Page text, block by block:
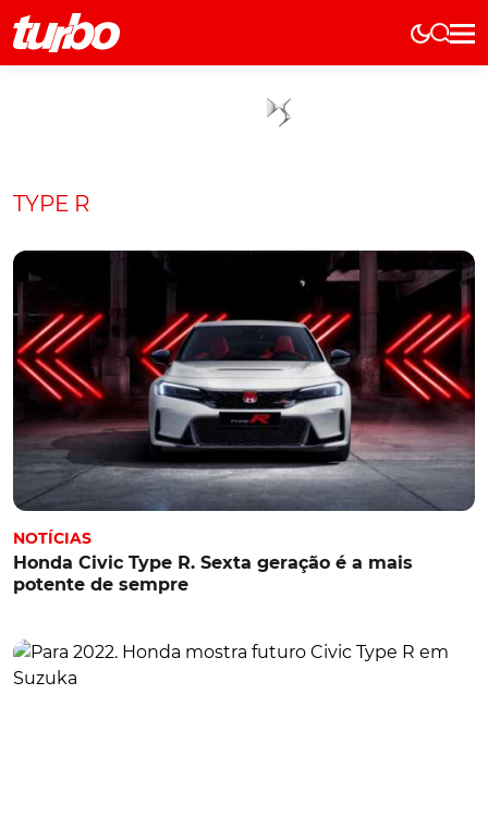
Elétricos
Comerciais
Curiosidades
Elétricos
Técnica
Testes
TYPE R
NOTÍCIAS
Honda Civic Type R. Sexta geração é a mais
potente de sempre